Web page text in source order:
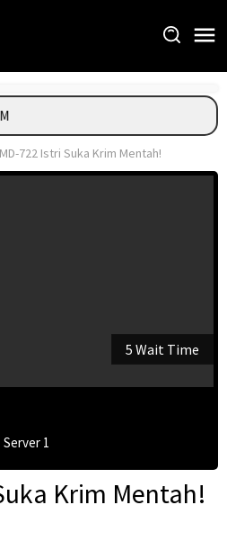
722 Istri Suka Krim Mentah!
5 Wait Time
Server 1
Krim Mentah!